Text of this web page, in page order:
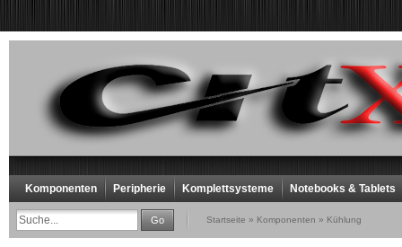
Komponenten Peripherie Komplettsysteme Notebooks & Tablets
Go Startseite » Komponenten » Kühlung